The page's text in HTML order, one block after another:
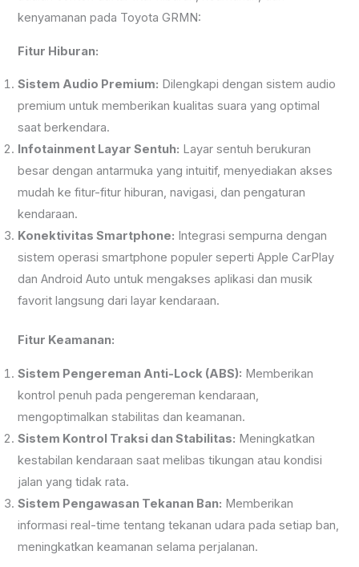
kenyamanan pada Toyota GRMN:
Fitur Hiburan:
Sistem Audio Premium: Dilengkapi dengan sistem audio
premium untuk memberikan kualitas suara yang optimal
saat berkendara.
Infotainment Layar Sentuh: Layar sentuh berukuran
besar dengan antarmuka yang intuitif, menyediakan akses
mudah ke fitur-fitur hiburan, navigasi, dan pengaturan
kendaraan.
Konektivitas Smartphone: Integrasi sempurna dengan
sistem operasi smartphone populer seperti Apple CarPlay
dan Android Auto untuk mengakses aplikasi dan musik
favorit langsung dari layar kendaraan.
Fitur Keamanan:
Sistem Pengereman Anti-Lock (ABS): Memberikan
kontrol penuh pada pengereman kendaraan,
mengoptimalkan stabilitas dan keamanan.
Sistem Kontrol Traksi dan Stabilitas: Meningkatkan
kestabilan kendaraan saat melibas tikungan atau kondisi
jalan yang tidak rata.
Sistem Pengawasan Tekanan Ban: Memberikan
informasi real-time tentang tekanan udara pada setiap ban,
meningkatkan keamanan selama perjalanan.